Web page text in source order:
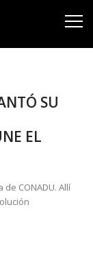
SU
EL
CONADU. Allí